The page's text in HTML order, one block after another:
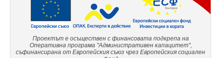
Проектът е осъществен с финансовата подкрепа на
Оперативна програма "Административен капацитет",
съфинансирана от Европейския съюз чрез Европейския социален